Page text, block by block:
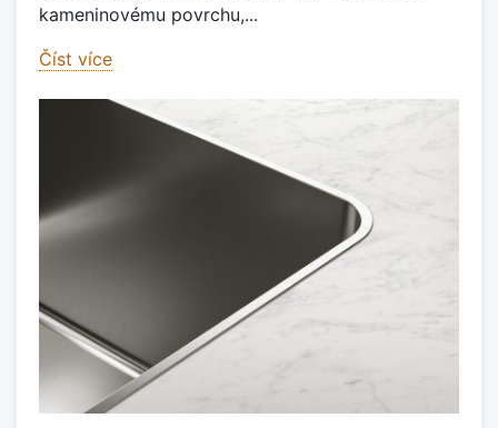
kameninovému povrchu,...
Číst více